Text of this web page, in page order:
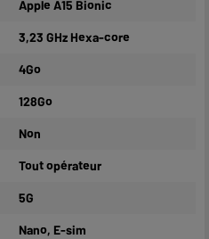
Apple A15 Bionic
3,23 GHz Hexa-core
4Go
128Go
Non
Tout opérateur
5G
Nano, E-sim